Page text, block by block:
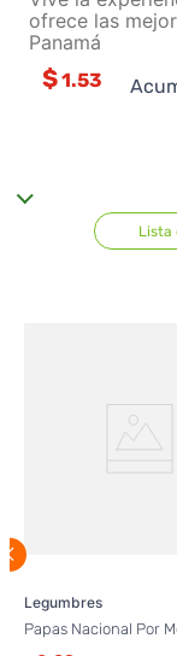
ofrece las
Panamá
$1.53
Lista
Legumbres
Papas Nacional Por